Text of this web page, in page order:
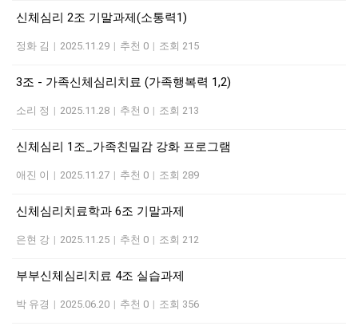
신체심리 2조 기말과제(소통력1)
정화 김 | 2025.11.29 | 추천 0 | 조회 215
3조 - 가족신체심리치료 (가족행복력 1,2)
소리 정 | 2025.11.28 | 추천 0 | 조회 213
신체심리 1조_가족친밀감 강화 프로그램
애진 이 | 2025.11.27 | 추천 0 | 조회 289
신체심리치료학과 6조 기말과제
은현 강 | 2025.11.25 | 추천 0 | 조회 212
부부신체심리치료 4조 실습과제
박 유경 | 2025.06.20 | 추천 0 | 조회 356